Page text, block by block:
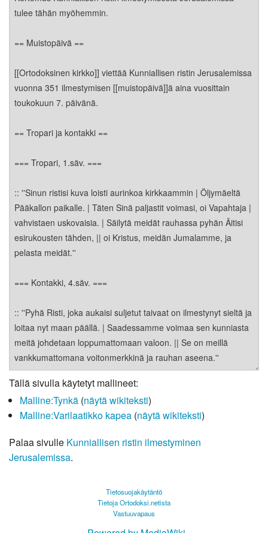
Tällä sivulla käytetyt mallineet:
Malline:Tynkä(näytä wikiteksti)
Malline:Varilaatikko kapea(näytä wikiteksti)
Palaa sivulle Kunniallisen ristin ilmestyminen
Jerusalemissa.
Tietosuojakäytäntö
Tietoja Ortodoksi.netista
Vastuuvapaus